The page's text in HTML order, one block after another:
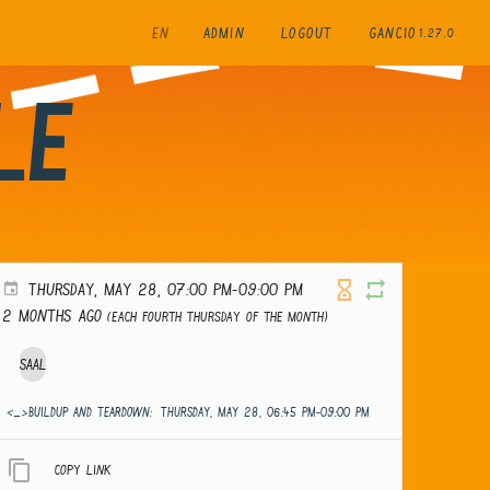
EN ADMIN LOGOUT GANCIO 1.27.0
THURSDAY, MAY 28, 07:00 PM-09:00 PM
2 months ago (Each fourth Thursday of the month)
Saal
<_>Buildup and teardown: THURSDAY, MAY 28, 06:45 PM-09:00 PM
Copy link